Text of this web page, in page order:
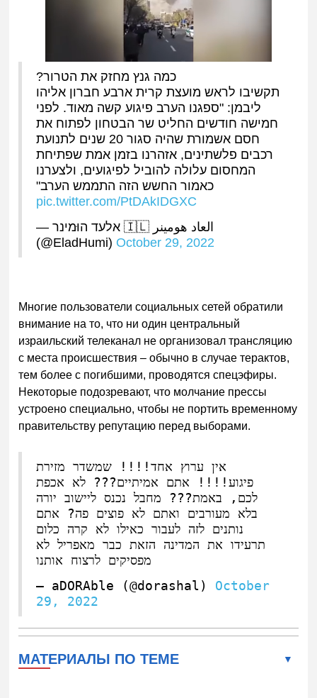
כמה גנץ מחזק את הטרור?
תקשיבו לראש מועצת קרית ארבע חברון אליהו
ליבמן: "ספגנו הערב פיגוע קשה מאוד. לפני
חמישה חודשים החליט שר הבטחון לפתוח את
חסם אשמורת שהיה סגור 20 שנים לתנועת
רכבים פלשתינים, אזהרנו בזמן אמת שפתיחת
המחסום עלולה להוביל לפיגועים, ולצערנו
כאמור החשש הזה התממש הערב"
pic.twitter.com/PtDAkIDGXC
— אלעד הוּמינר 🇮🇱 العاد هومينر
(@EladHumi) October 29, 2022
Многие пользователи социальных сетей обратили
внимание на то, что ни один центральный
израильский телеканал не организовал трансляцию
с места происшествия – обычно в случае терактов,
тем более с погибшими, проводятся спецэфиры.
Некоторые подозревают, что молчание прессы
устроено специально, чтобы не портить временному
правительству репутацию перед выборами.
אין ערוץ אחד!!!! שמשדר מזירת
פיגוע!!!! אתם אמיתיים??? לא אכפת
לכם, באמת??? מחבל נכנס ליישוב יורה
בלא מעורבים ואתם לא פוצים פה? אתם
נותנים לזה לעבור כאילו לא קרה כלום
תרעידו את המדינה הזאת כבר מאפריל לא
מפסיקים לרצוח אותנו
— aDORAble (@dorashal) October
29, 2022
МАТЕРИАЛЫ ПО ТЕМЕ